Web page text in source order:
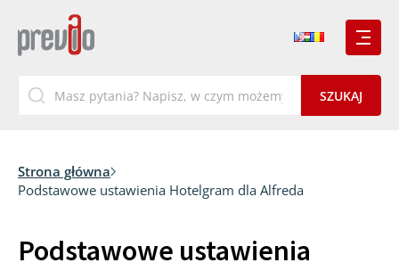
Strona główna
Podstawowe ustawienia Hotelgram dla Alfreda
Podstawowe ustawienia